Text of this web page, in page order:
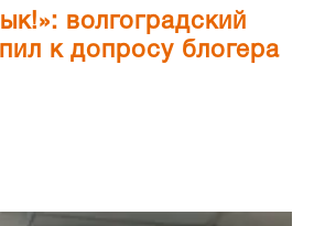
волгоградский
к допросу блогера